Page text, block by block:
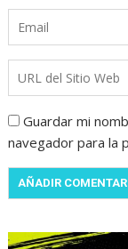
Guardar mi
navegador para la